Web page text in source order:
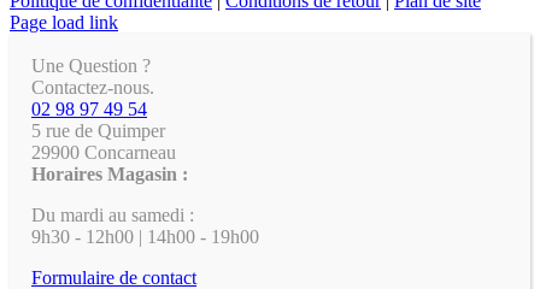
Page load link
Une Question ?
Contactez-nous.
02 98 97 49 54
5 rue de Quimper
29900 Concarneau
Horaires Magasin :
Du mardi au samedi :
9h30 - 12h00 | 14h00 - 19h00
Formulaire de contact